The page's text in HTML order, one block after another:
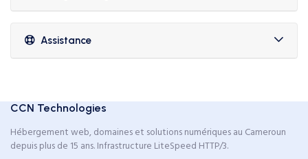
Assistance
CCN Technologies
Hébergement web, domaines et solutions numériques au Cameroun
depuis plus de 15 ans. Infrastructure LiteSpeed HTTP/3.